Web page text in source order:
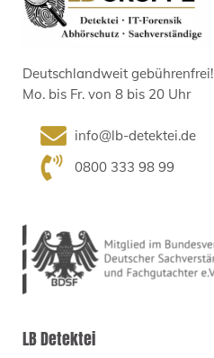
Deutschlandweit gebührenfrei!
Mo. bis Fr. von 8 bis 20 Uhr
info@lb-detektei.de
0800 333 98 99
LB Detektei